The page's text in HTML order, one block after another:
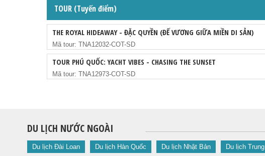
TOUR (Tuyến điểm)
THE ROYAL HIDEAWAY - ĐẶC QUYỀN (ĐẾ VƯƠNG GIỮA MIỀN DI SẢN)
Mã tour: TNA12032-COT-SD
TOUR PHÚ QUỐC: YACHT VIBES - CHASING THE SUNSET
Mã tour: TNA12973-COT-SD
DU LỊCH NƯỚC NGOÀI
Du lịch Đài Loan Du lịch Hàn Quốc Du lịch Nhật Bản Du lịch